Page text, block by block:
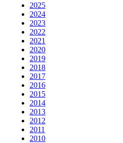
2025
2024
2023
2022
2021
2020
2019
2018
2017
2016
2015
2014
2013
2012
2011
2010